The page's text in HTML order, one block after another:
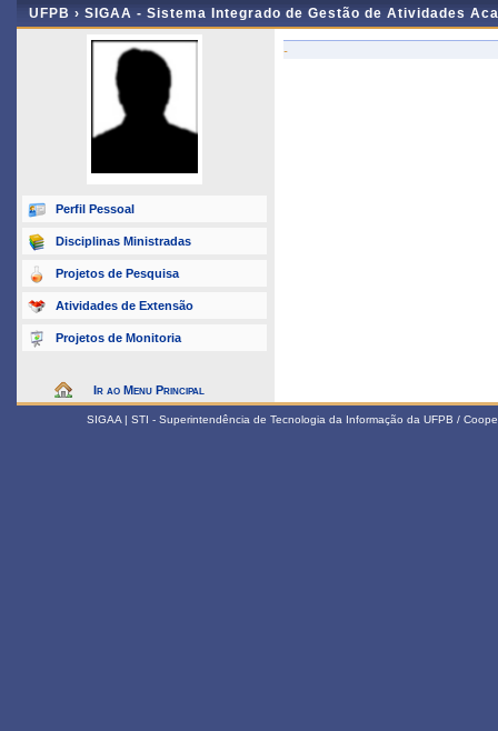
UFPB › SIGAA - Sistema Integrado de Gestão de Atividades
Perfil Pessoal
Disciplinas Ministradas
Projetos de Pesquisa
Atividades de Extensão
Projetos de Monitoria
Ir ao Menu Principal
-
SIGAA | STI - Superintendência de Tecnologia da Informação da UFPB /